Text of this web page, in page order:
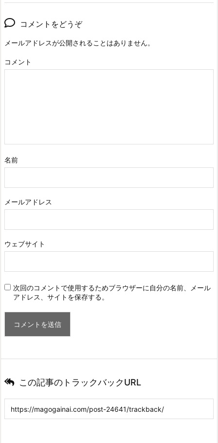
コメントをどうぞ
メールアドレスが公開されることはありません。
コメント
名前
メールアドレス
ウェブサイト
次回のコメントで使用するためブラウザーに自分の名前、メール
アドレス、サイトを保存する。
この記事のトラックバックURL